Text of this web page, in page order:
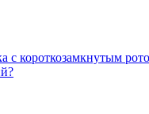
с короткозамкнутым